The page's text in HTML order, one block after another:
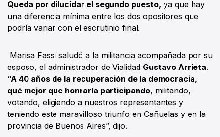
Queda por dilucidar el segundo puesto, ya que hay
una diferencia mínima entre los dos opositores que
podría variar con el escrutinio final.
Marisa Fassi saludó a la militancia acompañada por su
esposo, el administrador de Vialidad Gustavo Arrieta.
“A 40 años de la recuperación de la democracia,
qué mejor que honrarla participando, militando,
votando, eligiendo a nuestros representantes y
teniendo este maravilloso triunfo en Cañuelas y en la
provincia de Buenos Aires”, dijo.